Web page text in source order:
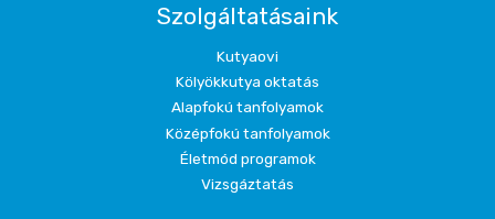
Szolgáltatásaink
Kutyaovi
Kölyökkutya oktatás
Alapfokú tanfolyamok
Középfokú tanfolyamok
Életmód programok
Vizsgáztatás